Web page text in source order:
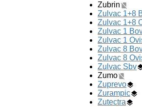
Zubrin
Zulvac 1+8
Zulvac 1+8
Zulvac 1
Zulvac 1
Zulvac 8
Zulvac 8
Zulvac Sbv
Zumo
Zuprevo
Zurampic
Zutectra